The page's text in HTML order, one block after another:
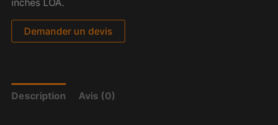
Demander un devis
Description Avis (0)